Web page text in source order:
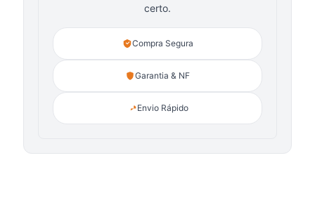
certo.
Compra Segura
Garantia & NF
Envio Rápido